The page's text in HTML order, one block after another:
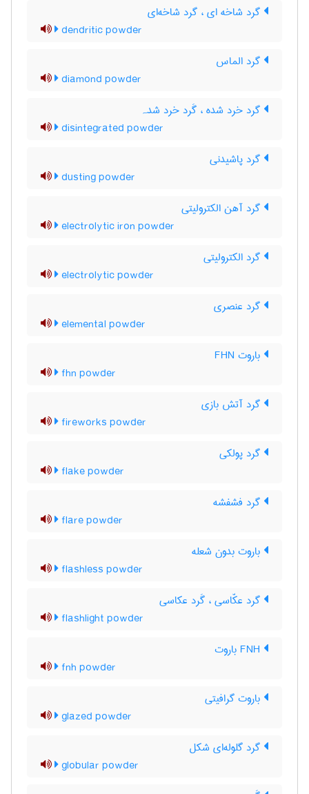
گرد شاخه ای ، گرد شاخه‌ای
dendritic powder
گرد الماس
diamond powder
گرد خرد شده ، گَرد خرد شدہ
disintegrated powder
گرد پاشیدنی
dusting powder
گرد آهن الکترولیتی
electrolytic iron powder
گرد الکترولیتی
electrolytic powder
گرد عنصری
elemental powder
باروت FHN
fhn powder
گرد آتش بازی
fireworks powder
گرد پولکی
flake powder
گرد فشفشه
flare powder
باروت بدون شعله
flashless powder
گرد عکّاسی ، گَرد عکاسی
flashlight powder
fnh powder
باروت گرافیتی
glazed powder
گرد گلوله‌ای شکل
globular powder